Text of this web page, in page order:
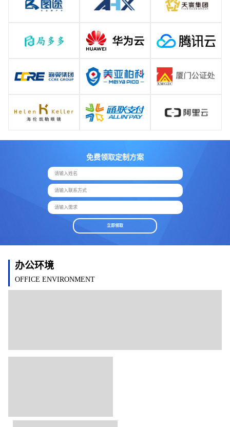
免费领取定制方案
请输入姓名
请输入联系方式
请输入需求
立即领取
办公环境
OFFICE ENVIRONMENT